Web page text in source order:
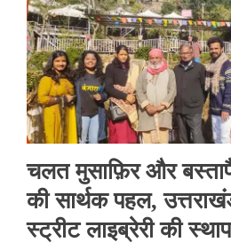
चलत मुसाफ़िर और
की सार्थक पहल,
स्ट्रीट लाइब्रेरी की